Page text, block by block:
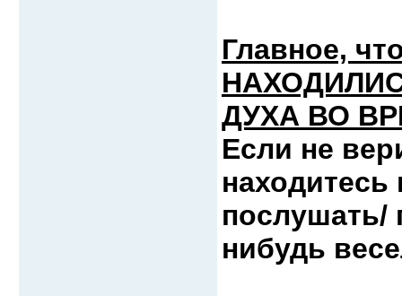
Главное,
ДУХА ВО
Если не
послушать/
нибудь